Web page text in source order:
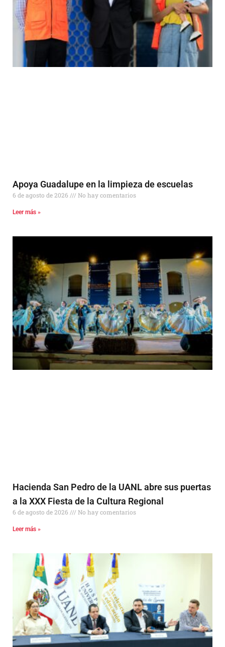
Apoya Guadalupe en la limpieza de escuelas
6 de agosto de 2026 No hay comentarios
Leer más »
Hacienda San Pedro de la UANL abre sus puertas
a la XXX Fiesta de la Cultura Regional
6 de agosto de 2026 No hay comentarios
Leer más »